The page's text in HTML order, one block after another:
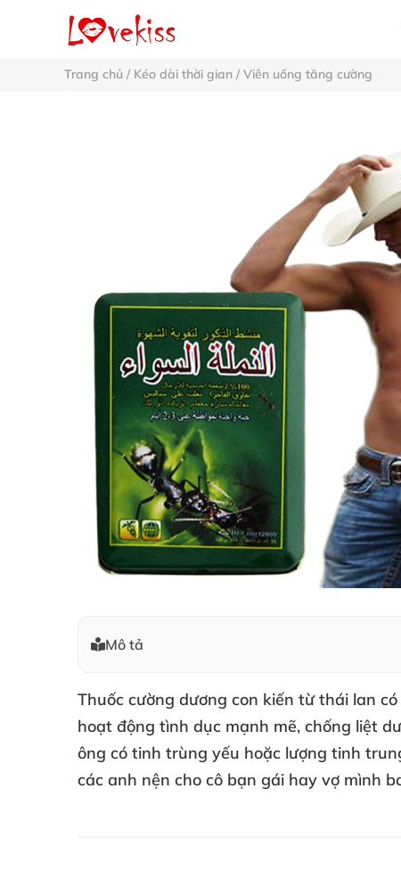
Trang chủ / Kéo dài thời gian / Viên uống tăng cường
Mô tả
Thuốc cường dương con kiến từ thái lan
hoạt động tình dục mạnh mẽ, chống liệt
ông có tinh trùng yếu hoặc lượng tinh
các anh nện cho cô bạn gái hay vợ mình